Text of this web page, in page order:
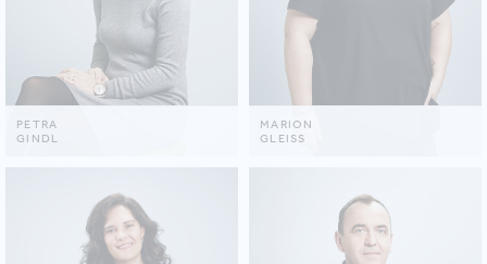
PETRA
GINDL
MARION
GLEISS